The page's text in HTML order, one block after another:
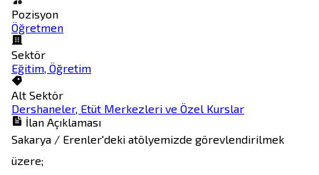
Pozisyon
Öğretmen
Sektör
Eğitim, Öğretim
Alt Sektör
Dershaneler, Etüt Merkezleri ve Özel Kurslar
İlan Açıklaması
Sakarya / Erenler'deki atölyemizde görevlendirilmek
üzere;